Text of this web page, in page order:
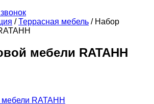
/Террасная мебель / Набор
мебели RATAHH